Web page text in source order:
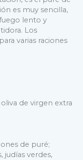
es muy sencilla,
lento y
Los
varias raciones
de virgen extra
de puré;
judías verdes,